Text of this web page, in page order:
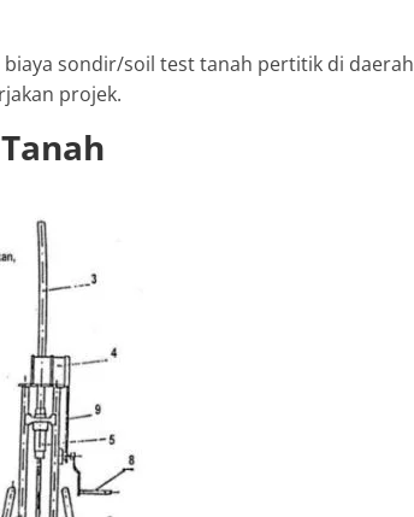
sondir/soil test tanah pertitik di daerah
projek.